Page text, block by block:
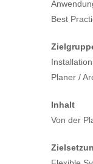
Best
Planer /
Inhalt
Von der